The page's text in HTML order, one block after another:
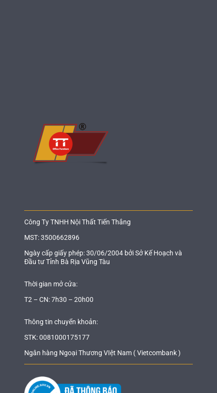
Công Ty TNHH Nội Thất Tiến Thắng
MST: 3500662896
Ngày cấp giấy phép: 30/06/2004 bởi Sở Kế Hoạch và
Đầu tư Tỉnh Bà Rịa Vũng Tàu
Thời gian mở cửa:
T2 – CN: 7h30 – 20h00
Thông tin chuyển khoản:
STK: 0081000175177
Ngân hàng Ngoại Thương VIệt Nam ( Vietcombank )